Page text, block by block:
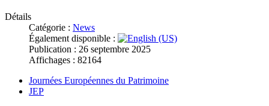
Détails
Catégorie : News
Également disponible :
Publication : 26 septembre 2025
Affichages : 82164
Journées Européennes du Patrimoine
JEP